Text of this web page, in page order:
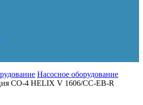
Насосное оборудование
CO-4 HELIX V 1606/CC-EB-R